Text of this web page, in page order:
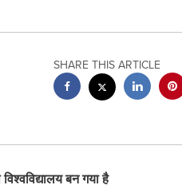
SHARE THIS ARTICLE
विश्वविद्यालयबन गया है